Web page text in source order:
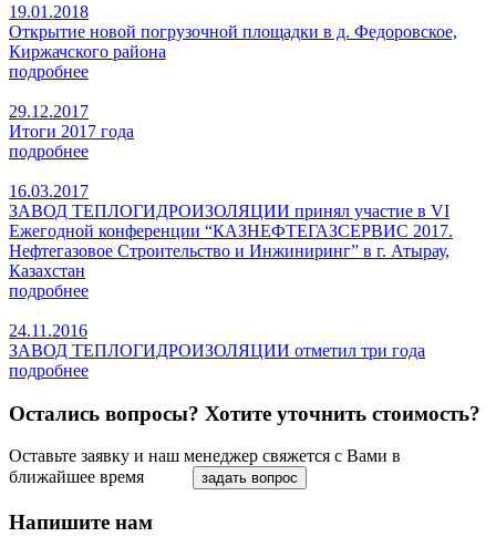
19.01.2018
Открытие новой погрузочной площадки в д. Федоровское,
Киржачского района
подробнее
29.12.2017
Итоги 2017 года
подробнее
16.03.2017
ЗАВОД ТЕПЛОГИДРОИЗОЛЯЦИИ принял участие в VI
Ежегодной конференции “КАЗНЕФТЕГАЗСЕРВИС 2017.
Нефтегазовое Строительство и Инжиниринг” в г. Атырау,
Казахстан
подробнее
24.11.2016
ЗАВОД ТЕПЛОГИДРОИЗОЛЯЦИИ отметил три года
подробнее
Остались вопросы? Хотите уточнить стоимость?
Оставьте заявку и наш менеджер свяжется с Вами в
ближайшее время
задать вопрос
Напишите нам